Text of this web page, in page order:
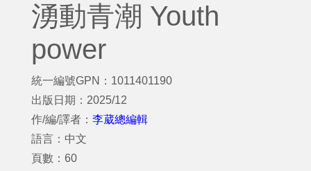
湧動青潮 Youth
power
統一編號GPN：1011401190
出版日期：2025/12
作/編/譯者： 李葳總編輯
語言：中文
頁數：60